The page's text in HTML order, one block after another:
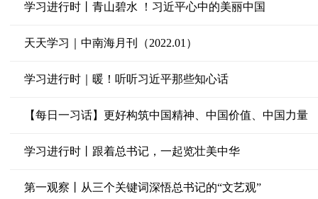
学习进行时丨青山碧水 ！习近平心中的美丽中国
天天学习｜中南海月刊（2022.01）
学习进行时｜暖！听听习近平那些知心话
【每日一习话】更好构筑中国精神、中国价值、中国力量
学习进行时丨跟着总书记，一起览壮美中华
第一观察丨从三个关键词深悟总书记的“文艺观”